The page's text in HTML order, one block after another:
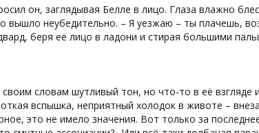
он, заглядывая Белле в лицо. Глаза влажно
вышло неубедительно. – Я уезжаю – ты плачешь,
беря её лицо в ладони и стирая большими
словам шутливый тон, но что-то в её взгляде
вспышка, неприятный холодок в животе –
это не имело значения. Вот только за